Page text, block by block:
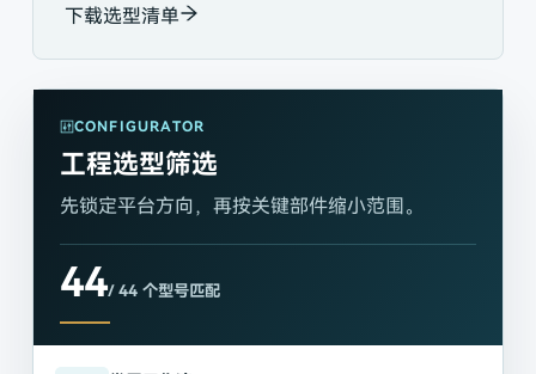
下载选型清单
CONFIGURATOR
工程选型筛选
先锁定平台方向，再按关键部件缩小范围。
44/ 44个型号匹配